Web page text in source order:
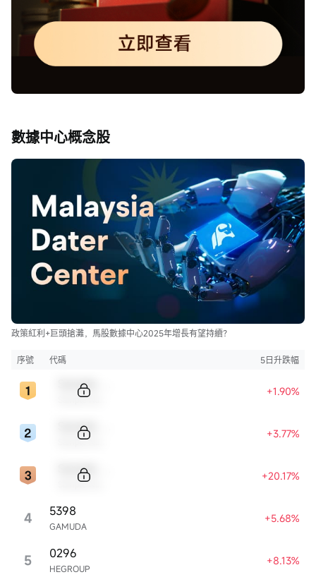
數據中心概念股
政策紅利+巨頭搶灘，馬股數據中心2025年增長有望持續？
序號 代碼 5日升跌幅
+1.90%
+3.77%
+20.17%
4 GAMUDA
5398 +5.68%
5 HEGROUP
0296 +8.13%